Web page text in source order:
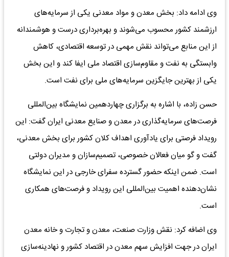
وی ادامه داد: بخش معدن و مواد معدنی یکی از سرمایه‌های
ارزشمند کشور محسوب می‌شوند و بهره‌برداری درست و هوشمندانه
از این منابع می‌تواند نقش مهمی در توسعه اقتصادی، کاهش
وابستگی به نفت و مقاوم‌سازی اقتصاد ملی ایفا کند و این بخش
یکی از بهترین جایگزین سرمایه‌های ملی برای نفت است.
حسن زاده، با اشاره به برگزاری چهاردهمین نمایشگاه بین‌المللی
فرصت‌های سرمایه‌گذاری در معدن و صنایع معدنی ایران گفت: این
رویداد فرصتی برای یادآوری اهداف کلان کشور برای بخش معدنی،
گفت و گو میان فعالان خصوصی، تصمیم‌سازان و مدیران دولتی
است. ضمن اینکه حضور گسترده سفرای خارجی در این نمایشگاه
نشان‌دهنده اهمیت بین‌المللی این رویداد و فرصت‌های همکاری
است.
وی اضافه کرد: نقش وزارت صنعت، معدن و تجارت و خانه معدن
ایران در جهت افزایش سهم معدن در اقتصاد کشور و نهادینه‌سازی